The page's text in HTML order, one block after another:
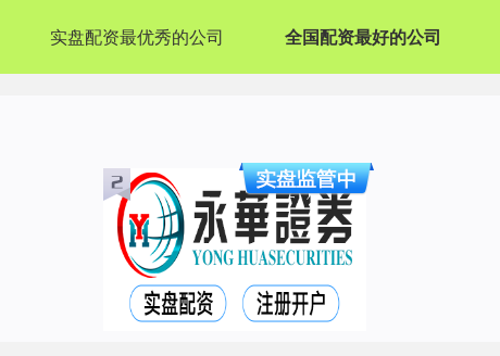
实盘配资最优秀的公司 全国配资最好的公司